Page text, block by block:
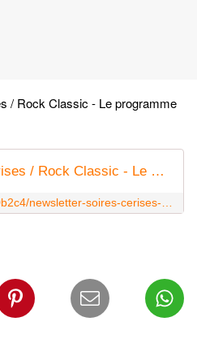
/ Rock Classic - Le programme
Newsletter Soirées Cerises / Rock Classic - Le programme du 28/11 au 01/12/2019